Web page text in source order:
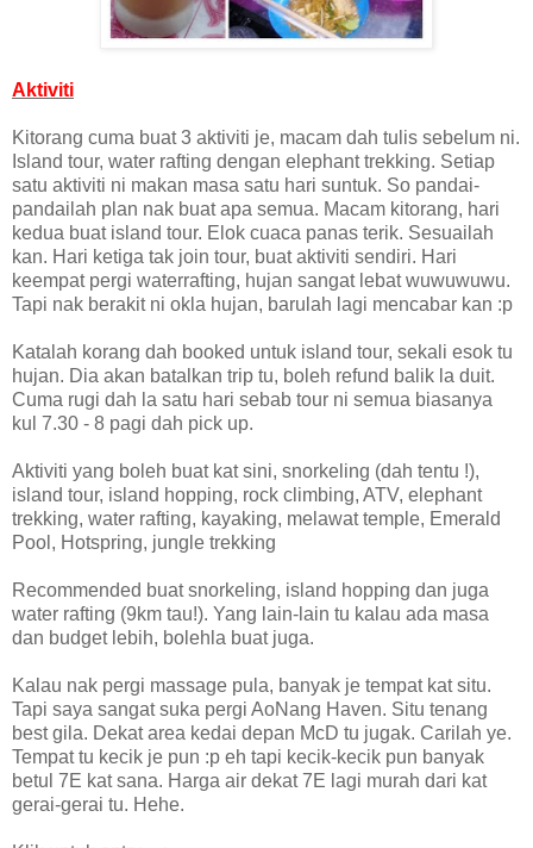
Aktiviti
Kitorang cuma buat 3 aktiviti je, macam dah tulis sebelum ni.
Island tour, water rafting dengan elephant trekking. Setiap
satu aktiviti ni makan masa satu hari suntuk. So pandai-
pandailah plan nak buat apa semua. Macam kitorang, hari
kedua buat island tour. Elok cuaca panas terik. Sesuailah
kan. Hari ketiga tak join tour, buat aktiviti sendiri. Hari
keempat pergi waterrafting, hujan sangat lebat wuwuwuwu.
Tapi nak berakit ni okla hujan, barulah lagi mencabar kan :p
Katalah korang dah booked untuk island tour, sekali esok tu
hujan. Dia akan batalkan trip tu, boleh refund balik la duit.
Cuma rugi dah la satu hari sebab tour ni semua biasanya
kul 7.30 - 8 pagi dah pick up.
Aktiviti yang boleh buat kat sini, snorkeling (dah tentu !),
island tour, island hopping, rock climbing, ATV, elephant
trekking, water rafting, kayaking, melawat temple, Emerald
Pool, Hotspring, jungle trekking
Recommended buat snorkeling, island hopping dan juga
water rafting (9km tau!). Yang lain-lain tu kalau ada masa
dan budget lebih, bolehla buat juga.
Kalau nak pergi massage pula, banyak je tempat kat situ.
Tapi saya sangat suka pergi AoNang Haven. Situ tenang
best gila. Dekat area kedai depan McD tu jugak. Carilah ye.
Tempat tu kecik je pun :p eh tapi kecik-kecik pun banyak
betul 7E kat sana. Harga air dekat 7E lagi murah dari kat
gerai-gerai tu. Hehe.